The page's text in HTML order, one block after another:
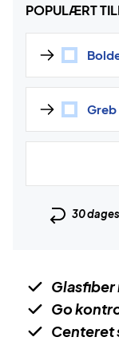
POPULÆRT
Greb
30 dages
Glasfiber
Go
Centeret